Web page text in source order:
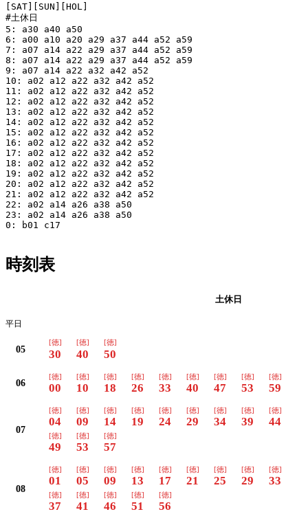
[SAT][SUN][HOL]
#土休日
5: a30 a40 a50
6: a00 a10 a20 a29 a37 a44 a52 a59
7: a07 a14 a22 a29 a37 a44 a52 a59
8: a07 a14 a22 a29 a37 a44 a52 a59
9: a07 a14 a22 a32 a42 a52
10: a02 a12 a22 a32 a42 a52
11: a02 a12 a22 a32 a42 a52
12: a02 a12 a22 a32 a42 a52
13: a02 a12 a22 a32 a42 a52
14: a02 a12 a22 a32 a42 a52
15: a02 a12 a22 a32 a42 a52
16: a02 a12 a22 a32 a42 a52
17: a02 a12 a22 a32 a42 a52
18: a02 a12 a22 a32 a42 a52
19: a02 a12 a22 a32 a42 a52
20: a02 a12 a22 a32 a42 a52
21: a02 a12 a22 a32 a42 a52
22: a02 a14 a26 a38 a50
23: a02 a14 a26 a38 a50
0: b01 c17
時刻表
土休日
平日
05
[徳]
30
[徳]
40
[徳]
50
06
[徳]
00
[徳]
10
[徳]
18
[徳]
26
[徳]
33
[徳]
40
[徳]
47
[徳]
53
[徳]
59
07
[徳]
04
[徳]
09
[徳]
14
[徳]
19
[徳]
24
[徳]
29
[徳]
34
[徳]
39
[徳]
44
[徳]
49
[徳]
53
[徳]
57
08
[徳]
01
[徳]
05
[徳]
09
[徳]
13
[徳]
17
[徳]
21
[徳]
25
[徳]
29
[徳]
33
[徳]
37
[徳]
41
[徳]
46
[徳]
51
[徳]
56